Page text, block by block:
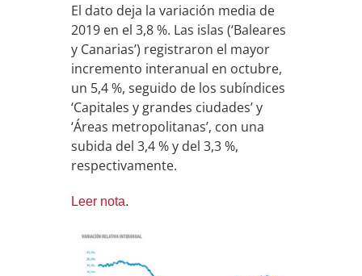
El dato deja la variación media de
2019 en el 3,8 %. Las islas (‘Baleares
y Canarias’) registraron el mayor
incremento interanual en octubre,
un 5,4 %, seguido de los subíndices
‘Capitales y grandes ciudades’ y
‘Áreas metropolitanas’, con una
subida del 3,4 % y del 3,3 %,
respectivamente.
Leer nota.